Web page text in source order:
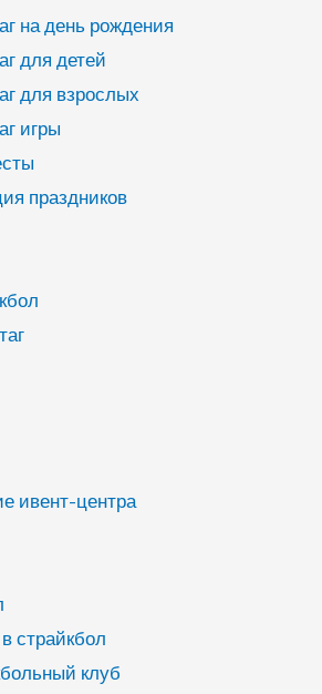
на день рождения
для детей
для взрослых
игры
праздников
ивент-центра
страйкбол
клуб